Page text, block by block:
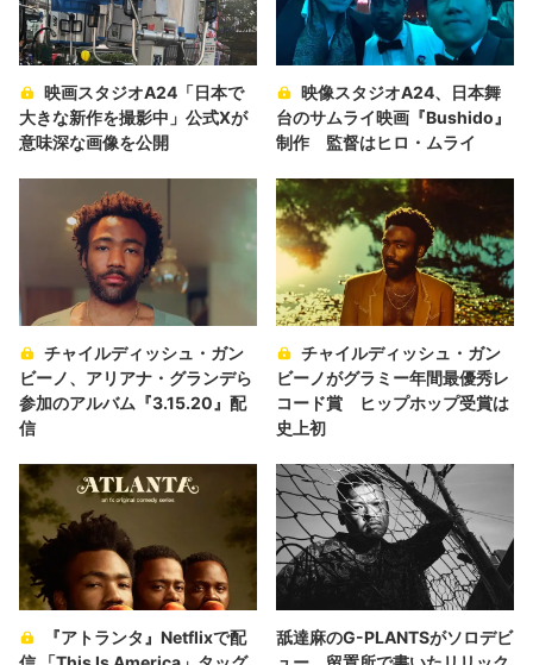
映画スタジオA24「日本で
大きな新作を撮影中」公式Xが
意味深な画像を公開
映像スタジオA24、日本舞
台のサムライ映画『Bushido』
制作 監督はヒロ・ムライ
チャイルディッシュ・ガン
ビーノ、アリアナ・グランデら
参加のアルバム『3.15.20』配
信
チャイルディッシュ・ガン
ビーノがグラミー年間最優秀レ
コード賞 ヒップホップ受賞は
史上初
『アトランタ』Netflixで配
舐達麻のG-PLANTSがソロデビ